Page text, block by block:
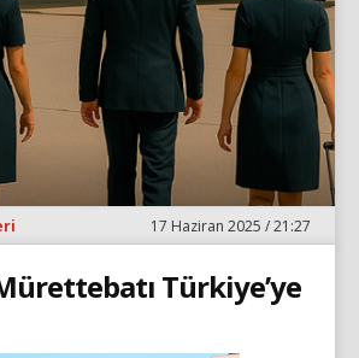
17 Haziran 2025 / 21:27
Türkiye’ye